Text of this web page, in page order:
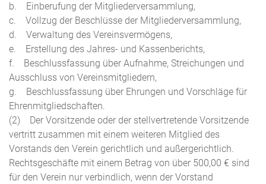
b. Einberufung der Mitgliederversammlung,
c. Vollzug der Beschlüsse der Mitgliederversammlung,
d. Verwaltung des Vereinsvermögens,
e. Erstellung des Jahres- und Kassenberichts,
f. Beschlussfassung über Aufnahme, Streichungen und
Ausschluss von Vereinsmitgliedern,
g. Beschlussfassung über Ehrungen und Vorschläge für
Ehrenmitgliedschaften.
(2) Der Vorsitzende oder der stellvertretende Vorsitzende
vertritt zusammen mit einem weiteren Mitglied des
Vorstands den Verein gerichtlich und außergerichtlich.
Rechtsgeschäfte mit einem Betrag von über 500,00 € sind
für den Verein nur verbindlich, wenn der Vorstand